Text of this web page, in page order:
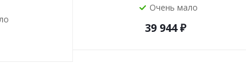
Очень мало
39 944₽